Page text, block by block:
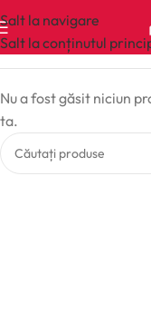
Salt la navigare
Salt la conținutul
Nu a fost găsit niciun
ta.